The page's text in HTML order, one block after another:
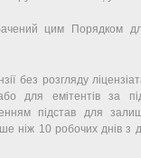
цим Порядком
без розгляду
для емітентів за
підстав для
ніж 10 робочих днів